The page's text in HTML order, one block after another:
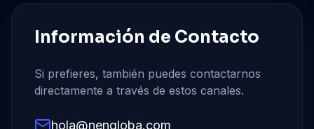
Información de Contacto
Si prefieres, también puedes contactarnos
directamente a través de estos canales.
hola@nengloba.com